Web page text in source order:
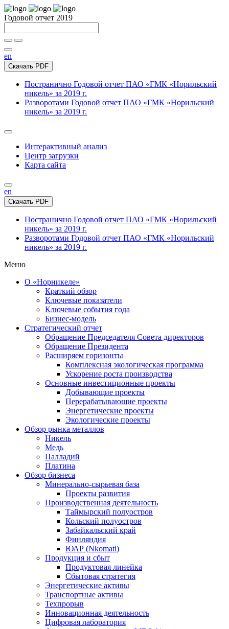
Годовой отчет 2019
en
Скачать PDF
Постранично Годовой отчет ПАО «ГМК «Норильский
никель» за 2019 г.
Разворотами Годовой отчет ПАО «ГМК «Норильский
никель» за 2019 г.
Интерактивный анализ
Центр загрузки
Карта сайта
en
Скачать PDF
Постранично Годовой отчет ПАО «ГМК «Норильский
никель» за 2019 г.
Разворотами Годовой отчет ПАО «ГМК «Норильский
никель» за 2019 г.
Меню
О «Норникеле»
Краткий обзор
Ключевые показатели
Ключевые события года
Бизнес-модель
Стратегический отчет
Обращение Председателя Совета директоров
Обращение Президента
Расширяем горизонты
Комплексная экологическая программа
Ускорение роста производства
Основные инвестиционные проекты
Добывающие проекты
Перерабатывающие проекты
Энергетические проекты
Экологические проекты
Обзор рынка металлов
Никель
Медь
Палладий
Платина
Обзор бизнеса
Минерально-сырьевая база
Проекты развития
Производственная деятельность
Таймырский полуостров
Кольский полуостров
Забайкальский край
Финляндия
ЮАР (Nkomati)
Продукция и сбыт
Продуктовая линейка
Сбытовая стратегия
Энергетические активы
Транспортные активы
Техпрорыв
Инновационная деятельность
Цифровая лаборатория